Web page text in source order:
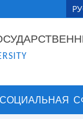
СОЦИАЛЬНАЯ